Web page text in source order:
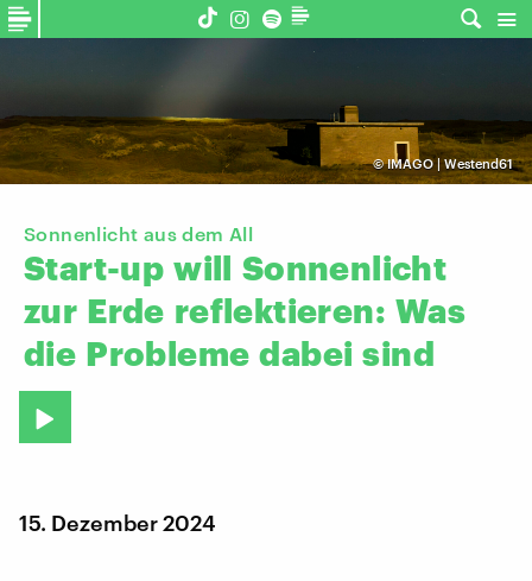
©IMAGO | Westend61
Sonnenlicht aus dem All
Start-up will Sonnenlicht
zur Erde reflektieren: Was
die Probleme dabei sind
15. Dezember 2024